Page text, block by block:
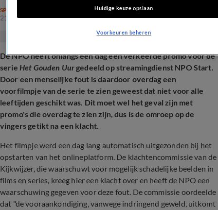
SPRAAKMAKEND
21 jan 2026, 16:41
De NPO heeft onlangs een dag een verkeerde promo voor de
serie Het Gouden Uurgedeeld op streamingdienst NPO Start.
Door een menselijke fout is daardoor overdag een
voorfilmpje van de serie te zien geweest dat niet voor alle
leeftijden geschikt was. Dit moet wel het geval zijn met
promo's die overdag te zien zijn, dus is de omroep op de
vingers getikt na een klacht.
Het filmpje werd een dag lang automatisch uitgezonden bij het
opstarten van het onlineplatform. De klachtencommissie van de
Kijkwijzer, die waarschuwt voor mogelijk schadelijke beelden in
films en series, kreeg hier een klacht over en heeft de NPO een
waarschuwing gegeven voor deze fout. De commissie oordeelde
dat "de vooraankondiging, vanwege indringend geweld, uitkomt
Huidige keuze opslaan
Voorkeuren beheren